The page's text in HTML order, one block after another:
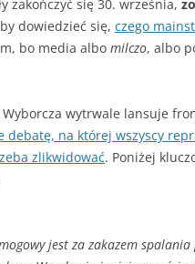
PIEC KOPCI
DRZEWNA
zakończyć się 30. września,
dowiedzieć się, czego
bo media albo milczo, albo
Wyborcza wytrwale lansuje
debatę, na której wszyscy
zlikwidować. Poniżej
jest za zakazem